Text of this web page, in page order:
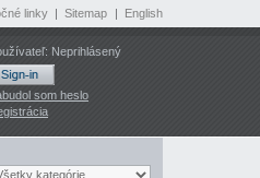
linky | Sitemap | English
Neprihlásený
som heslo